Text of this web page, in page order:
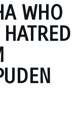
WHO